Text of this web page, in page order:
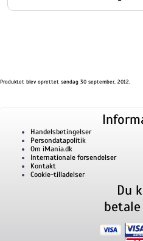
Produktet blev oprettet søndag 30 september, 2012.
Handelsbetingelser
Persondatapolitik
Om iMania.dk
Internationale forsendelser
Kontakt
Cookie-tilladelser
Du